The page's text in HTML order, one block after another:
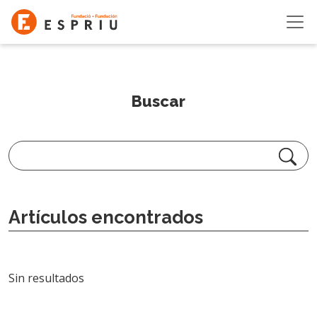
Pasar al contenido principal
Buscar
Artículos encontrados
Sin resultados